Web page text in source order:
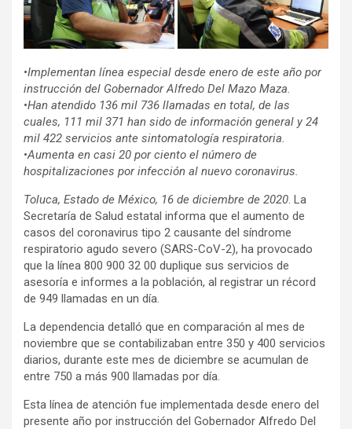
•Implementan línea especial desde enero de este año por
instrucción del Gobernador Alfredo Del Mazo Maza.
•Han atendido 136 mil 736 llamadas en total, de las
cuales, 111 mil 371 han sido de información general y 24
mil 422 servicios ante sintomatología respiratoria.
•Aumenta en casi 20 por ciento el número de
hospitalizaciones por infección al nuevo coronavirus.
Toluca, Estado de México, 16 de diciembre de 2020. La
Secretaría de Salud estatal informa que el aumento de
casos del coronavirus tipo 2 causante del síndrome
respiratorio agudo severo (SARS-CoV-2), ha provocado
que la línea 800 900 32 00 duplique sus servicios de
asesoría e informes a la población, al registrar un récord
de 949 llamadas en un día.
La dependencia detalló que en comparación al mes de
noviembre que se contabilizaban entre 350 y 400 servicios
diarios, durante este mes de diciembre se acumulan de
entre 750 a más 900 llamadas por día.
Esta línea de atención fue implementada desde enero del
presente año por instrucción del Gobernador Alfredo Del